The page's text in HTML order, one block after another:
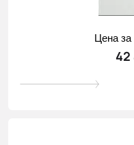
Цена за
42